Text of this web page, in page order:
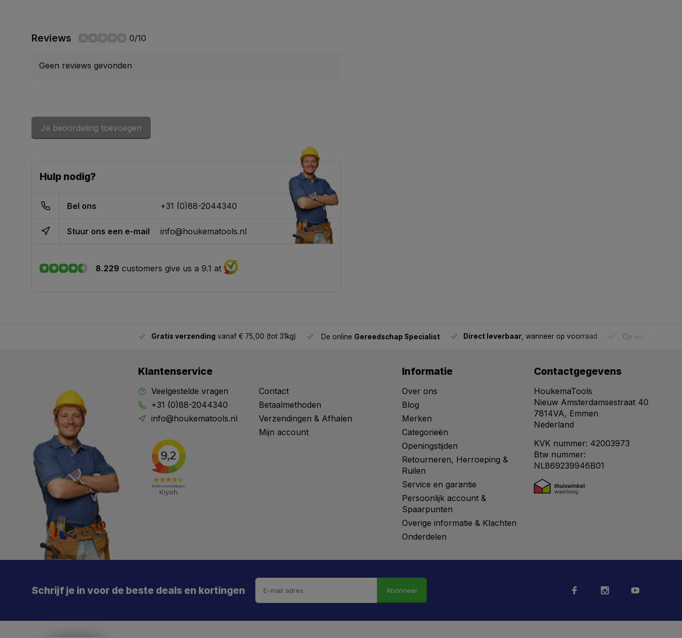
Reviews 0/10
Geen reviews gevonden
Je beoordeling toevoegen
Hulp nodig?
Bel ons +31 (0)88-2044340
Stuur ons een e-mail info@houkematools.nl
8.229 customers give us a 9.1 at
Gratis verzending vanaf € 75,00 (tot 31kg) De online Gereedschap Specialist Direct leverbaar , wanneer op voorraad Op werkdagen
Klantenservice
Veelgestelde vragen
+31 (0)88-2044340
info@houkematools.nl
Contact
Betaalmethoden
Verzendingen & Afhalen
Mijn account
Informatie
Over ons
Blog
Merken
Categorieën
Openingstijden
Retourneren, Herroeping &
Ruilen
Service en garantie
Persoonlijk account &
Spaarpunten
Overige informatie & Klachten
Onderdelen
Contactgegevens
HoukemaTools
Nieuw Amsterdamsestraat 40
7814VA, Emmen
Nederland
KVK nummer: 42003973
Btw nummer:
NL869239946B01
Schrijf je in voor de beste deals en kortingen Abonneer
Meld je aan en mis geen enkele actie, aanbieding
of nieuwe deal meer. Én je krijgt direct €5 korting!
Je hebt de weg vrij gemaaid naar €5 korting!
De kortingscode is onderweg naar je mailbox.